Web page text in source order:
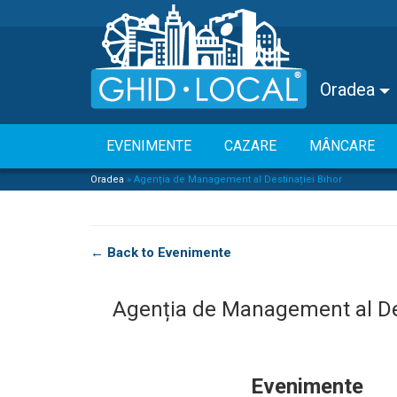
Oradea
EVENIMENTE CAZARE MÂNCARE
Oradea » Agenția de Management al Destinației Bihor
← Back to Evenimente
Agenția de Management al
Evenimente